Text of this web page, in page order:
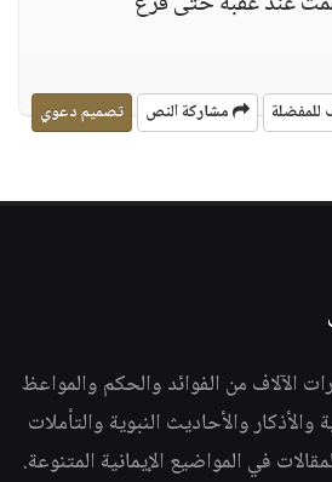
مشاركة النص تصميم دعوي
الآلاف من الفوائد والحكم والمواعظ
والأذكار والأحاديث النبوية والتأملات
في المواضيع الإيمانية المتنوعة.